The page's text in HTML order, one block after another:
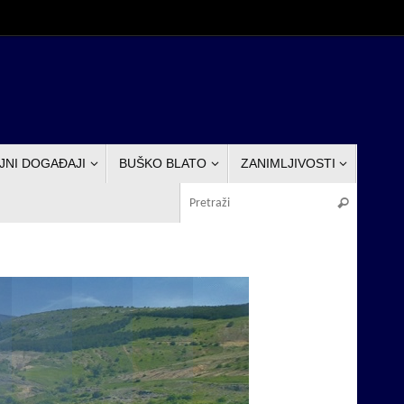
DOGAĐAJI BUŠKO BLATO ZANIMLJIVOSTI
Pretraži